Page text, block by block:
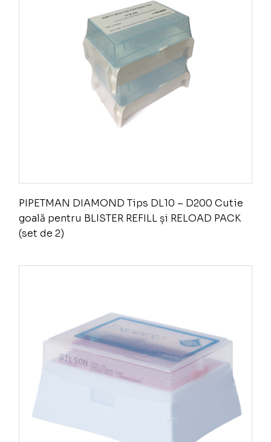
PIPETMAN DIAMOND Tips DL10 – D200 Cutie
goală pentru BLISTER REFILL și RELOAD PACK
(set de 2)